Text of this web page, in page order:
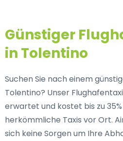
Günstiger
in Tolentino
Suchen Sie nach einem
Tolentino? Unser
erwartet und kostet bis zu
herkömmliche Taxis vor Ort.
sich keine Sorgen um Ihre